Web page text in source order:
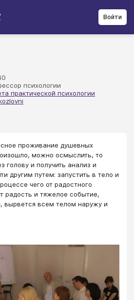
Войти
психологии
практической психологии
проживание душевных
можно осмыслить, то
голову и получить анализ и
другим путем: запустить в тело и
чего от радостного
радость и тяжелое событие,
вырвется всем телом наружу и